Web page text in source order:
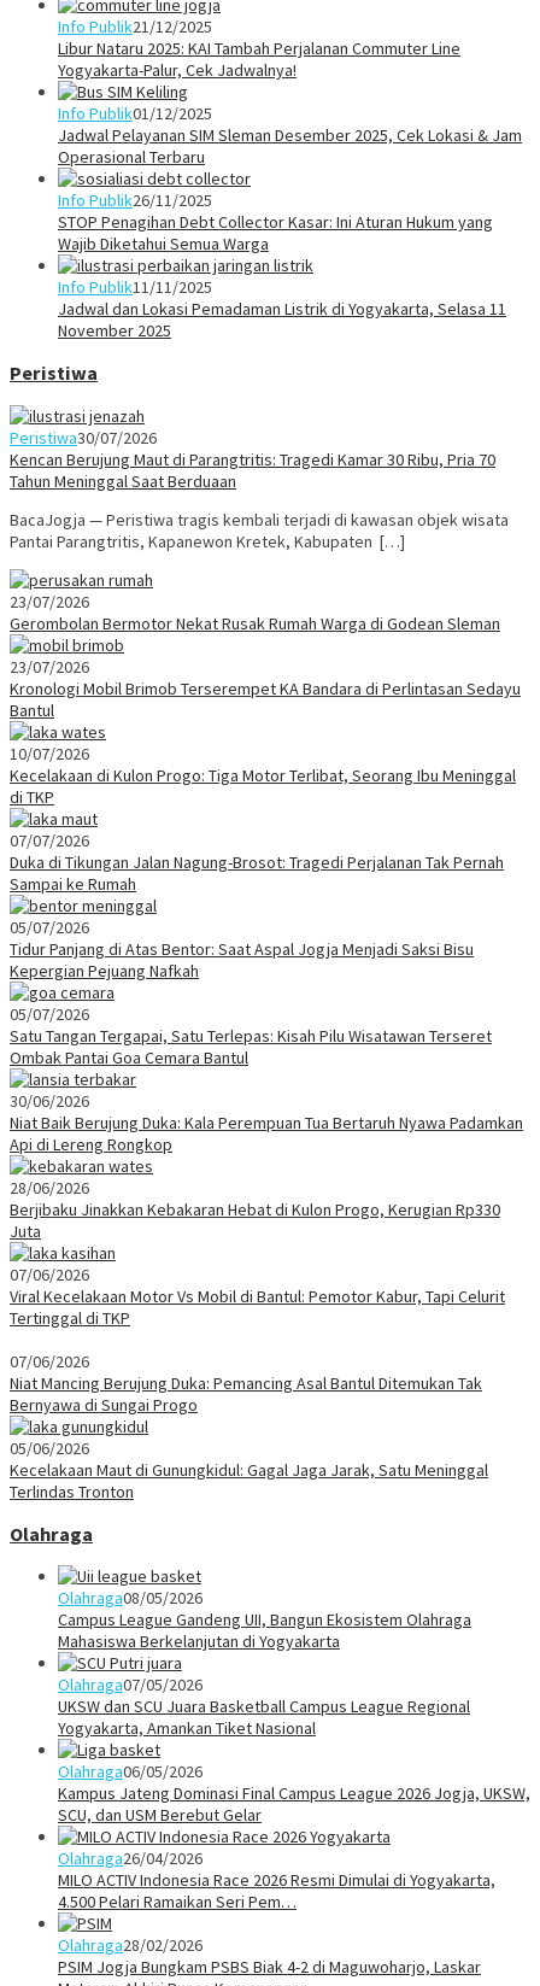
Info Publik21/12/2025
Libur Nataru 2025: KAI Tambah Perjalanan Commuter Line
Yogyakarta-Palur, Cek Jadwalnya!
Info Publik01/12/2025
Jadwal Pelayanan SIM Sleman Desember 2025, Cek Lokasi & Jam
Operasional Terbaru
Info Publik26/11/2025
STOP Penagihan Debt Collector Kasar: Ini Aturan Hukum yang
Wajib Diketahui Semua Warga
Info Publik11/11/2025
Jadwal dan Lokasi Pemadaman Listrik di Yogyakarta, Selasa 11
November 2025
Peristiwa
Peristiwa30/07/2026
Kencan Berujung Maut di Parangtritis: Tragedi Kamar 30 Ribu, Pria 70
Tahun Meninggal Saat Berduaan
BacaJogja — Peristiwa tragis kembali terjadi di kawasan objek wisata
Pantai Parangtritis, Kapanewon Kretek, Kabupaten […]
23/07/2026
Gerombolan Bermotor Nekat Rusak Rumah Warga di Godean Sleman
23/07/2026
Kronologi Mobil Brimob Terserempet KA Bandara di Perlintasan Sedayu
Bantul
10/07/2026
Kecelakaan di Kulon Progo: Tiga Motor Terlibat, Seorang Ibu Meninggal
di TKP
07/07/2026
Duka di Tikungan Jalan Nagung-Brosot: Tragedi Perjalanan Tak Pernah
Sampai ke Rumah
05/07/2026
Tidur Panjang di Atas Bentor: Saat Aspal Jogja Menjadi Saksi Bisu
Kepergian Pejuang Nafkah
05/07/2026
Satu Tangan Tergapai, Satu Terlepas: Kisah Pilu Wisatawan Terseret
Ombak Pantai Goa Cemara Bantul
30/06/2026
Niat Baik Berujung Duka: Kala Perempuan Tua Bertaruh Nyawa Padamkan
Api di Lereng Rongkop
28/06/2026
Berjibaku Jinakkan Kebakaran Hebat di Kulon Progo, Kerugian Rp330
Juta
07/06/2026
Viral Kecelakaan Motor Vs Mobil di Bantul: Pemotor Kabur, Tapi Celurit
Tertinggal di TKP
07/06/2026
Niat Mancing Berujung Duka: Pemancing Asal Bantul Ditemukan Tak
Bernyawa di Sungai Progo
05/06/2026
Kecelakaan Maut di Gunungkidul: Gagal Jaga Jarak, Satu Meninggal
Terlindas Tronton
Olahraga
Olahraga08/05/2026
Campus League Gandeng UII, Bangun Ekosistem Olahraga
Mahasiswa Berkelanjutan di Yogyakarta
Olahraga07/05/2026
UKSW dan SCU Juara Basketball Campus League Regional
Yogyakarta, Amankan Tiket Nasional
Olahraga06/05/2026
Kampus Jateng Dominasi Final Campus League 2026 Jogja, UKSW,
SCU, dan USM Berebut Gelar
Olahraga26/04/2026
MILO ACTIV Indonesia Race 2026 Resmi Dimulai di Yogyakarta,
4.500 Pelari Ramaikan Seri Pem…
Olahraga28/02/2026
PSIM Jogja Bungkam PSBS Biak 4-2 di Maguwoharjo, Laskar